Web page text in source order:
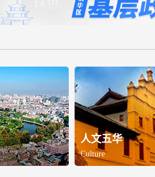
人文五华
Culture